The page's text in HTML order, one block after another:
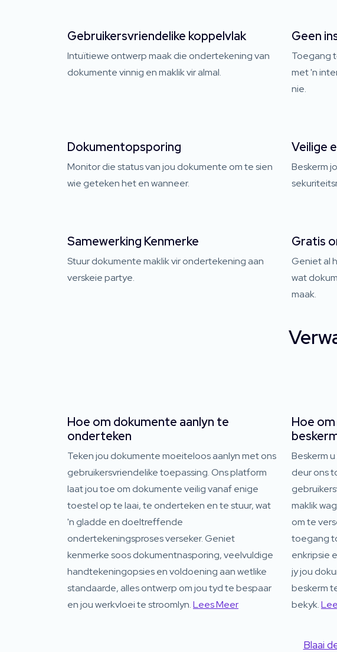
Gebruikersvriendelike koppelvlak
Intuïtiewe ontwerp maak die ondertekening van
dokumente vinnig en maklik vir almal.
Geen
Toegang
met 'n
nie.
Dokumentopsporing
Monitor die status van jou dokumente om te sien
wie geteken het en wanneer.
Veilige
Beskerm
Samewerking Kenmerke
Stuur dokumente maklik vir ondertekening aan
verskeie partye.
Gratis
Geniet al
wat
maak.
Hoe om dokumente aanlyn te
onderteken
Teken jou dokumente moeiteloos aanlyn met ons
gebruikersvriendelike toepassing. Ons platform
laat jou toe om dokumente veilig vanaf enige
toestel op te laai, te onderteken en te stuur, wat
'n gladde en doeltreffende
ondertekeningsproses verseker. Geniet
kenmerke soos dokumentnasporing, veelvuldige
handtekeningopsies en voldoening aan wetlike
standaarde, alles ontwerp om jou tyd te bespaar
en jou werkvloei te stroomlyn.Lees Meer
Hoe
Beskerm
deur ons
maklik
om te
toegang
enkripsie
jy jou
beskerm
bekyk.
Blaai